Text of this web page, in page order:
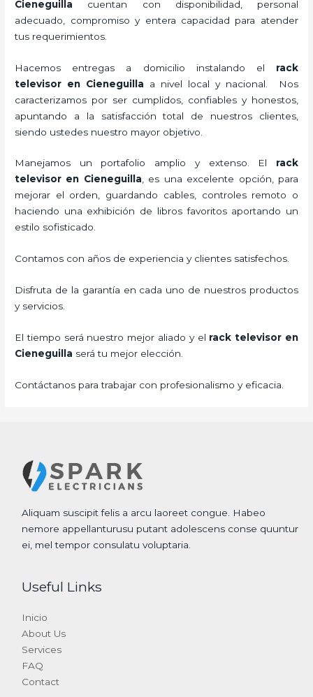
Cieneguilla cuentan con disponibilidad, personal
adecuado, compromiso y entera capacidad para atender
tus requerimientos.
Hacemos entregas a domicilio instalando el rack
televisor en Cieneguilla a nivel local y nacional.
Nos
caracterizamos por ser cumplidos, confiables y honestos,
apuntando a la satisfacción total de nuestros clientes,
siendo ustedes nuestro mayor objetivo.
Manejamos un portafolio amplio y extenso. El rack
televisor en Cieneguilla, es una excelente opción, para
mejorar el orden, guardando cables, controles remoto o
haciendo una exhibición de libros favoritos aportando un
estilo sofisticado.
Contamos con años de experiencia y clientes satisfechos.
Disfruta de la garantía en cada uno de nuestros productos
y servicios.
El tiempo será nuestro mejor aliado y el rack televisor en
Cieneguilla será tu mejor elección.
Contáctanos para trabajar con profesionalismo y eficacia.
Aliquam suscipit felis a arcu laoreet congue. Habeo
nemore appellanturusu putant adolescens conse quuntur
ei, mel tempor consulatu voluptaria.
Useful Links
Inicio
About Us
Services
FAQ
Contact